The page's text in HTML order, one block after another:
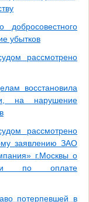
убытков
рассмотрено
восстановила
на нарушение
рассмотрено
заявлению ЗАО
г.Москвы о
по оплате
потерпевшей в